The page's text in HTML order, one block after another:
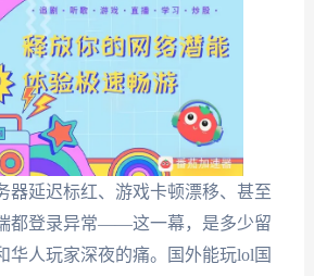
器延迟标红、游戏卡顿漂移、甚至
都登录异常——这一幕，是多少留
华人玩家深夜的痛。国外能玩lol国